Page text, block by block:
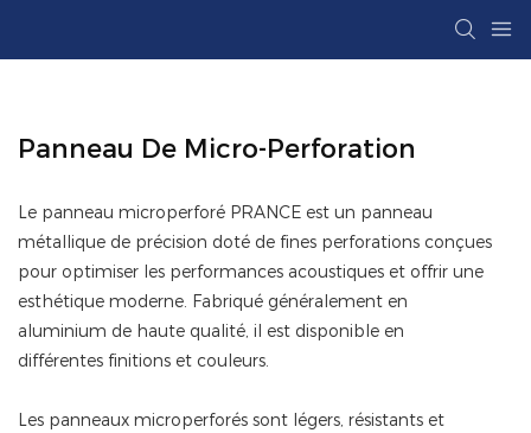
Panneau De Micro-Perforation
Le panneau microperforé PRANCE est un panneau
métallique de précision doté de fines perforations conçues
pour optimiser les performances acoustiques et offrir une
esthétique moderne. Fabriqué généralement en
aluminium de haute qualité, il est disponible en
différentes finitions et couleurs.
Les panneaux microperforés sont légers, résistants et